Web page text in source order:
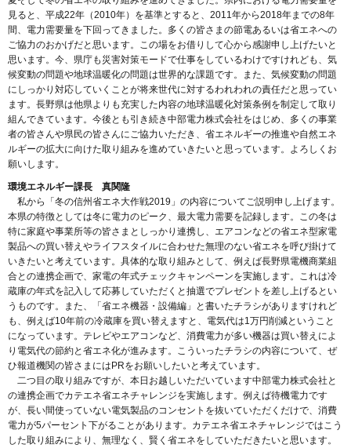
見ると、平成22年（2010年）を基準とすると、2011年から2018年までの8年
間、電力需要量を下回ってきました。多くの皆さまの節電あるいは省エネへの
ご協力のおかげだと思います。この場をお借りして心から感謝申し上げたいと
思います。今、県庁も災害対策モードで仕事をしているわけですけれども、気
候変動の問題や地球温暖化の問題は世界的な課題です。また、気候変動の問題
にしっかり対応していくことが将来世代に対するわれわれの責任だと思ってい
ます。長野県は他県よりも充実した内容の地球温暖化対策条例を制定して取り
組んできています。今後とも引き続き中部電力株式会社をはじめ、多くの事業
者の皆さんや県民の皆さんにご協力いただき、省エネルギーの推進や自然エネ
ルギーの拡大に向けた取り組みを進めていきたいと思っています。よろしくお
願いします。
環境エネルギー課長 真関隆
私から「冬の信州省エネ大作戦2019」の内容についてご説明申し上げます。
本県の特徴としては冬に電力のピーク、最大電力需要を記録します。この冬は
特に家庭や事業所等の皆さまとしっかり連携し、エアコンなどの省エネ型家電
製品への買い替えやライフスタイルに合わせた無理のない省エネを呼び掛けて
いきたいと考えています。具体的な取り組みとして、例えば長野県電機商業組
合との連携企画で、家電の年式チェックキャンペーンを実施します。これは冷
蔵庫の年式を記入して応募していただくと抽選でプレゼントを差し上げるとい
うものです。また、「省エネ機器・設備編」と書いたチラシがありますけれど
も、例えば10年前の冷蔵庫を買い替えますと、電気代は1万円削減ということ
になっています。テレビやエアコンなど、消費電力が多い機器は買い替えによ
り電気代の節約と省エネ化が進みます。こういったチラシの内容について、ぜ
ひ報道機関の皆さまにはPRをお願いしたいと考えています。
二つ目の取り組みですが、本日お越しいただいています中部電力株式会社と
の連携企画でカテエネ省エネチャレンジを実施します。例えば待機電力です
が、長い間使っていない電気製品のコンセントを抜いていただくだけで、消費
電力が5パーセント下がることがあります。カテエネ省エネチャレンジではこう
した取り組みにより、無理なく、賢く省エネをしていただきたいと思います。